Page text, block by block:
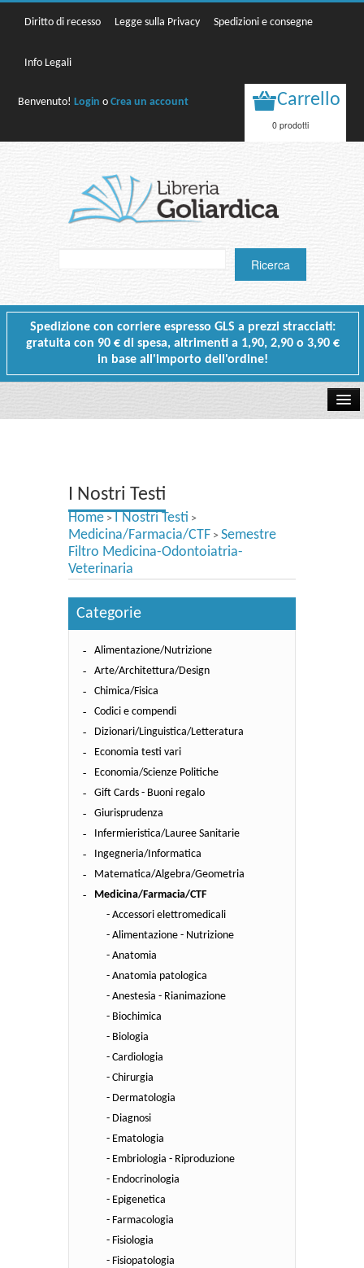
Diritto di recesso Legge sulla Privacy Spedizioni e consegne
Info Legali
Benvenuto!Login oCrea un account Carrello
0 prodotti
Spedizione con corriere espresso GLS a prezzi stracciati:
gratuita con 90 € di spesa, altrimenti a 1,90, 2,90 o 3,90 €
in base all'importo dell'ordine!
Testi scolastici
Carta Cultura e Carta del Merito - Carta Docente
I nostri servizi
Contatti e Orari
I Nostri Testi
Home > I Nostri Testi >
Medicina/Farmacia/CTF > Semestre
Filtro Medicina-Odontoiatria-
Veterinaria
Categorie
Alimentazione/Nutrizione
Arte/Architettura/Design
Chimica/Fisica
Codici e compendi
Dizionari/Linguistica/Letteratura
Economia testi vari
Economia/Scienze Politiche
Gift Cards - Buoni regalo
Giurisprudenza
Infermieristica/Lauree Sanitarie
Ingegneria/Informatica
Matematica/Algebra/Geometria
Medicina/Farmacia/CTF
- Accessori elettromedicali
- Alimentazione - Nutrizione
- Anatomia
- Anatomia patologica
- Anestesia - Rianimazione
- Biochimica
- Biologia
- Cardiologia
- Chirurgia
- Dermatologia
- Diagnosi
- Ematologia
- Embriologia - Riproduzione
- Endocrinologia
- Epigenetica
- Farmacologia
- Fisiologia
- Fisiopatologia